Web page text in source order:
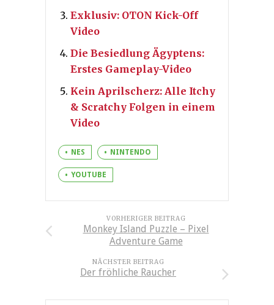
Exklusiv: OTON Kick-Off
Video
Die Besiedlung Ägyptens:
Erstes Gameplay-Video
Kein Aprilscherz: Alle Itchy
& Scratchy Folgen in einem
Video
NES NINTENDO
YOUTUBE
VORHERIGER BEITRAG
Monkey Island Puzzle – Pixel
Adventure Game
NÄCHSTER BEITRAG
Der fröhliche Raucher